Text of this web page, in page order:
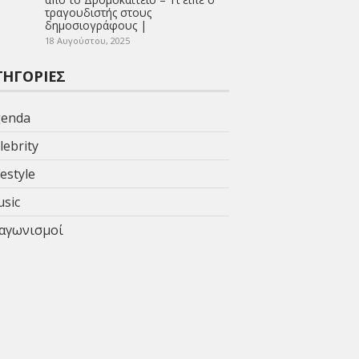
τραγουδιστής στους
δημοσιογράφους |
18 Αυγούστου, 2025